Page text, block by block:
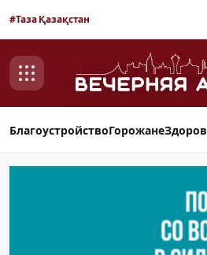
#Таза Қазақстан
БлагоустройствоГорожане